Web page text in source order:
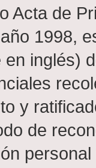
Acta de
1998,
en inglés)
y
de